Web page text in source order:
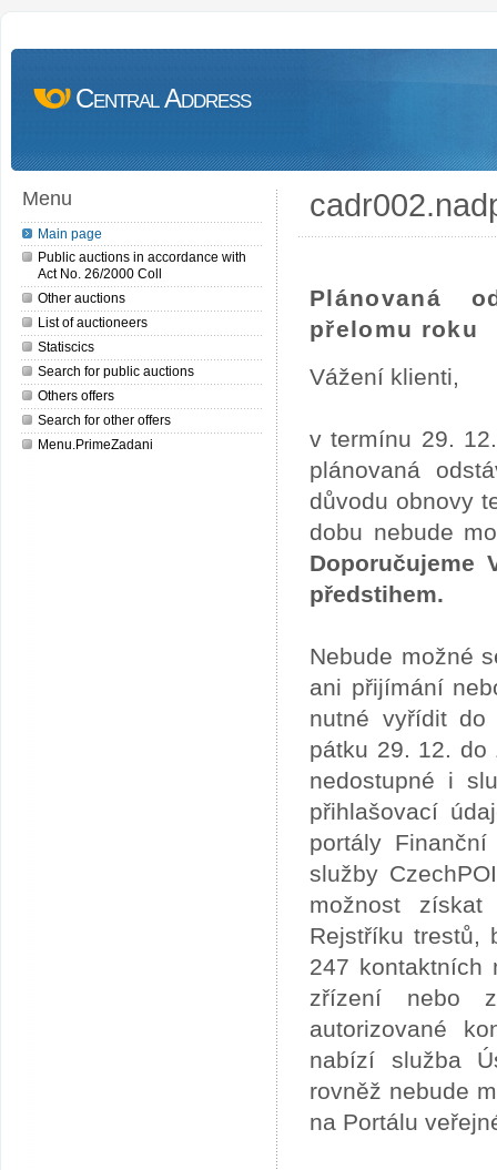
Central Address
Menu
Main page
Public auctions in accordance with
Act No. 26/2000 Coll
Other auctions
List of auctioneers
Statiscics
Search for public auctions
Others offers
Search for other offers
Menu.PrimeZadani
Plánovaná
přelomu roku
Vážení klienti,
v termínu 29.
plánovaná
důvodu obnovy
dobu nebude
Doporučujeme
předstihem.
Nebude možné
ani přijímání
nutné vyřídit do
pátku 29. 12. do
nedostupné i
přihlašovací
portály
služby
možnost
Rejstříku trestů,
247 kontaktních
zřízení nebo
autorizované
nabízí služba
rovněž nebude
na Portálu